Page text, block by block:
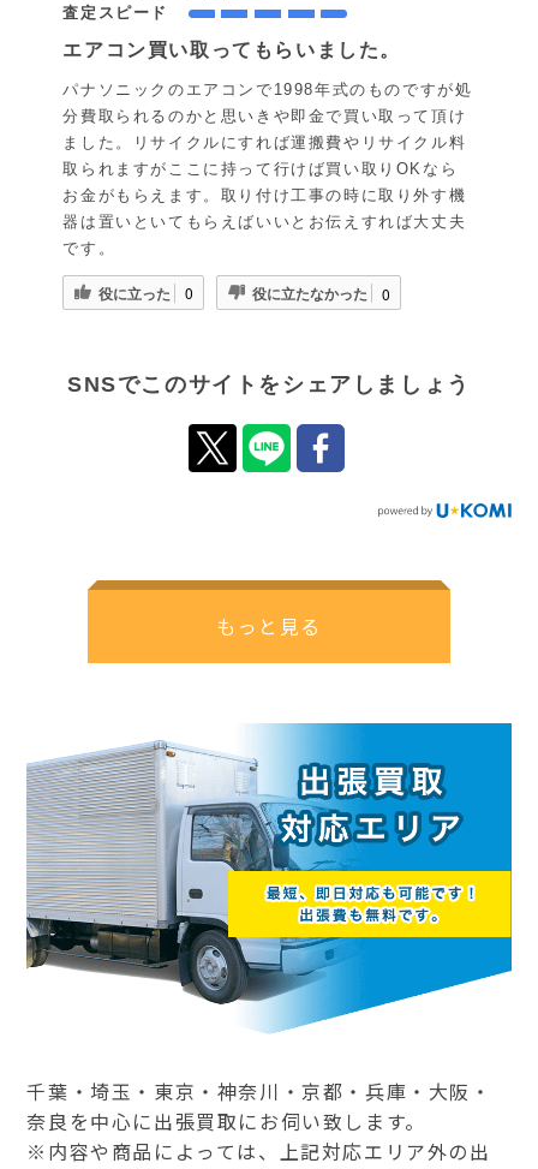
査定スピード
エアコン買い取ってもらいました。
パナソニックのエアコンで1998年式のものですが処
分費取られるのかと思いきや即金で買い取って頂け
ました。リサイクルにすれば運搬費やリサイクル料
取られますがここに持って行けば買い取りOKなら
お金がもらえます。取り付け工事の時に取り外す機
器は置いといてもらえばいいとお伝えすれば大丈夫
です。
役に立った 0 役に立たなかった 0
SNSでこのサイトをシェアしましょう
もっと見る
千葉・埼玉・東京・神奈川・京都・兵庫・大阪・
奈良を中心に出張買取にお伺い致します。
※内容や商品によっては、上記対応エリア外の出